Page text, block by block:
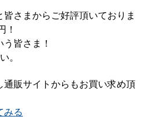
さまからご好評頂いておりま
！
皆さま！
。
販サイトからもお買い求め頂
みる